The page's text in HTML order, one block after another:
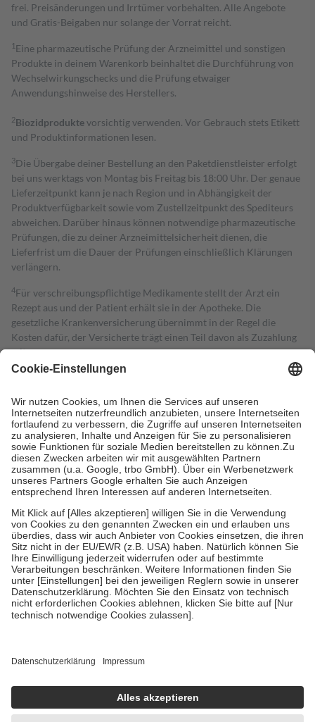
frei. Preisänderungen und Irrtümer vorbehalten. Alle Angebote
und Gratis-Beigaben nur solange der Vorrat reicht.
1 Eine pharmazeutische Prüfung der Arzneimittel und sonstigen
Produkte in deinem Warenkorb beinhaltet die Durchführung von
Wechselwirkungschecks und die Prüfung etwaiger
Anwendungshinweise des Herstellers.
2Biozidproduktevorsichtig verwenden. Vor Gebrauch stets Etikett
und Produktinformationen lesen.
3Die Übergabe deiner Bestellung an den Paketdienstleister erfolgt
bei uns werktags von Montag bis Freitag bis 18:00 Uhr. Der genaue
Lieferzeitpunkt kann je nach Region und in Abhängigkeit der
Produktverfügbarkeit sowie vom Zustellzeitpunkt des Spediteurs
abweichen. Darüber hinaus können notwendige pharmazeutische
Prüfungen, die zu deiner Arzneimittelsicherheit dienen, die
Lieferfrist um die Dauer der Prüfungen einschließlich Klärungen
verlängern.
4Für verschreibungspflichtige Medikamente stellt der Arzt ein
Rezept aus und der Patient erhält sie in der Apotheke. Die
gesetzliche Krankenversicherung übernimmt in der Regel die
Kosten dafür, der Versicherte trägt einen Teil davon als Zuzahlung
mit.
Grundsätzlich leisten Mitglieder Zuzahlungen in Höhe von zehn
höchstens zehn Euro.
Es sind jedoch nie mehr als die tatsächlichen
Kosten der Leistung zu entrichten.
Diese Regeln gelten grundsätzlich auch für Online-Apotheken.
Bei Heilmitteln und häuslicher Krankenpflege beträgt die
Zuzahlung zehn Prozent der Kosten sowie zehn Euro je
Verordnung.
Um das Engagement der Versicherten für ihre eigene Gesundheit zu
stärken und die besondere Stellung der Familie zu unterstützen,
fallenkeine Zuzahlungenan bei:
• Kindern und Jugendlichen bis zum vollendeten 18. Lebensjahr
mit Ausnahme der Fahrkosten
• Untersuchungen zur Vorsorge und Früherkennung, die von der
GKV getragen werden
• empfohlenen Schutzimpfungen
• Harn- und Blutteststreifen
getroffen, um sicherzustellen, dass es sich um echte Bewertungen
https://help.etrusted.com/hc/de/articles/4419944605341
Einige Bilder und Inhalte wurden unter Zuhilfenahme künstlicher